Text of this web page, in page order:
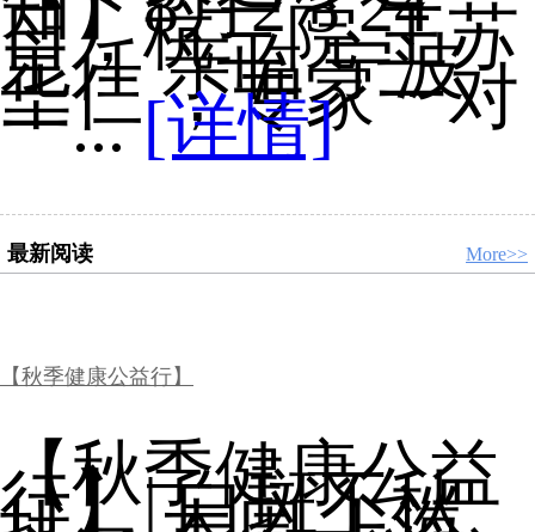
日，杭三院 王苏
主任 亲临 宁波
华仁 ，专家一对
一...[详情]
最新阅读 More>>
【秋季健康公益行】
【秋季健康公益
行】| 白斑不秋